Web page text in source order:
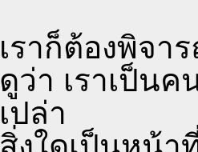
เราก็ต้องพิจา
ดูว่า เราเป็น
เปล่า